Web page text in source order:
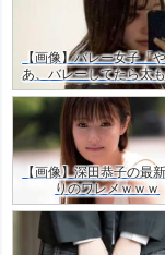
【画像】バレー女子「
あ、バレーしてたら太
ちむちやん…」ｗ
【画像】深田恭子の最
りのワレメｗｗｗ